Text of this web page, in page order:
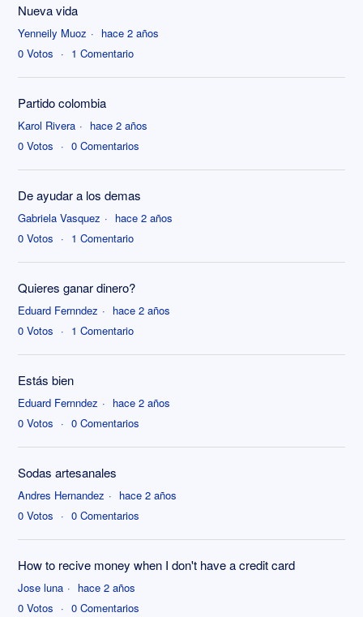
Nueva vida
Yenneily Muoz
hace 2 años
0 Votos 1 Comentario
Partido colombia
Karol Rivera
hace 2 años
0 Votos 0 Comentarios
De ayudar a los demas
Gabriela Vasquez
hace 2 años
0 Votos 1 Comentario
Quieres ganar dinero?
Eduard Fernndez
hace 2 años
0 Votos 1 Comentario
Estás bien
Eduard Fernndez
hace 2 años
0 Votos 0 Comentarios
Sodas artesanales
Andres Hernandez
hace 2 años
0 Votos 0 Comentarios
How to recive money when I don't have a credit card
Jose luna
hace 2 años
0 Votos 0 Comentarios